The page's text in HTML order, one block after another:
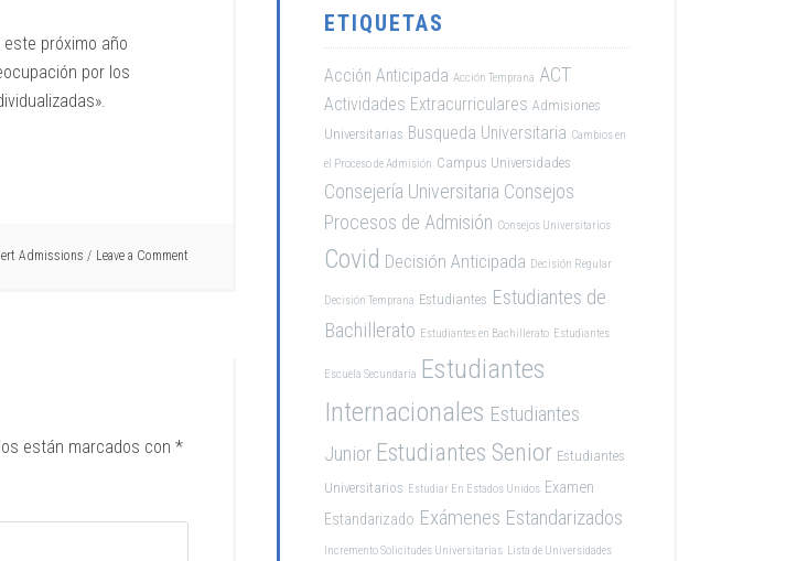
próximo año
por los
Admissions Leave a Comment
están marcados con *
ETIQUETAS
Acción Anticipada Acción Temprana ACT
Actividades Extracurriculares Admisiones
Universitarias Busqueda Universitaria Cambios en
el Proceso de Admisión Campus Universidades
Consejería Universitaria Consejos
Procesos de Admisión Consejos Universitarios
Covid Decisión Anticipada Decisión Regular
Decisión Temprana Estudiantes Estudiantes de
Bachillerato Estudiantes en Bachillerato Estudiantes
Escuela Secundaria Estudiantes
Internacionales Estudiantes
Junior Estudiantes Senior Estudiantes
Universitarios Estudiar En Estados Unidos Examen
Estandarizado Exámenes Estandarizados
Incremento Solicitudes Universitarias Lista de Universidades